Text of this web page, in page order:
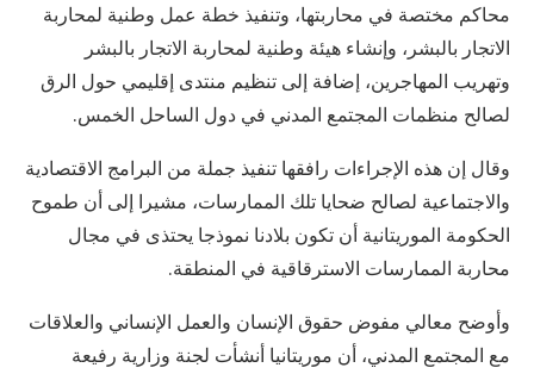
محاكم مختصة في محاربتها، وتنفيذ خطة عمل وطنية لمحاربة
الاتجار بالبشر، وإنشاء هيئة وطنية لمحاربة الاتجار بالبشر
وتهريب المهاجرين، إضافة إلى تنظيم منتدى إقليمي حول الرق
لصالح منظمات المجتمع المدني في دول الساحل الخمس.
وقال إن هذه الإجراءات رافقها تنفيذ جملة من البرامج الاقتصادية
والاجتماعية لصالح ضحايا تلك الممارسات، مشيرا إلى أن طموح
الحكومة الموريتانية أن تكون بلادنا نموذجا يحتذى في مجال
محاربة الممارسات الاسترقاقية في المنطقة.
وأوضح معالي مفوض حقوق الإنسان والعمل الإنساني والعلاقات
مع المجتمع المدني، أن موريتانيا أنشأت لجنة وزارية رفيعة